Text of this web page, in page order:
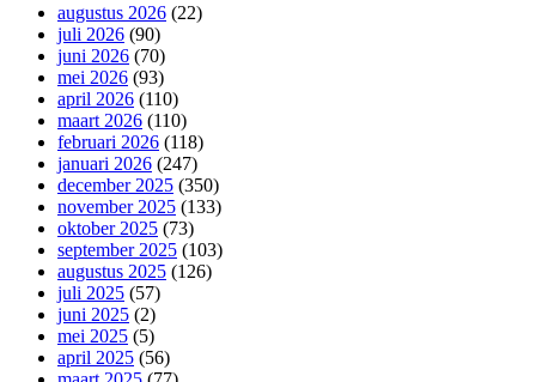
augustus 2026 (22)
juli 2026 (90)
juni 2026 (70)
mei 2026 (93)
april 2026 (110)
maart 2026 (110)
februari 2026 (118)
januari 2026 (247)
december 2025 (350)
november 2025 (133)
oktober 2025 (73)
september 2025 (103)
augustus 2025 (126)
juli 2025 (57)
juni 2025 (2)
mei 2025 (5)
april 2025 (56)